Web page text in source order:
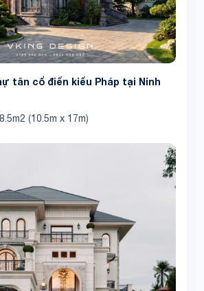
tân cổ điển kiểu Pháp tại Ninh
(10.5m x 17m)